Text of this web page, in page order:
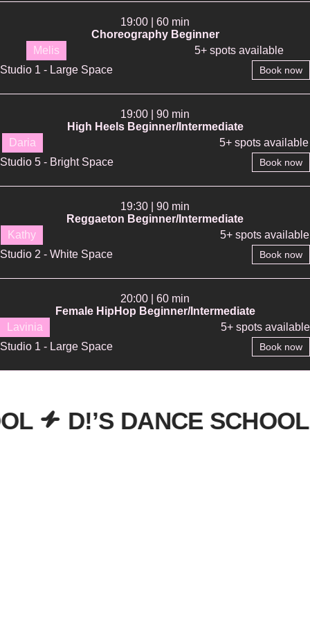
19:00 | 60 min
Choreography Beginner
Melis
5+ spots available
Studio 1 - Large Space
Book now
19:00 | 90 min
High Heels Beginner/Intermediate
Daria
5+ spots available
Studio 5 - Bright Space
Book now
19:30 | 90 min
Reggaeton Beginner/Intermediate
Kathy
5+ spots available
Studio 2 - White Space
Book now
20:00 | 60 min
Female HipHop Beginner/Intermediate
Lavinia
5+ spots available
Studio 1 - Large Space
Book now
D!’S DANCE SCHOOL